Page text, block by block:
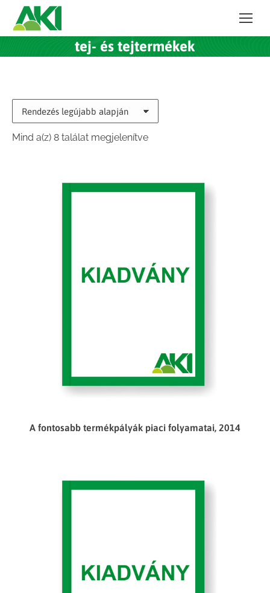
tej- és tejtermékek
Mind a(z) 8 találat megjelenítveSorted
A fontosabb termékpályák piaci folyamatai, 2014